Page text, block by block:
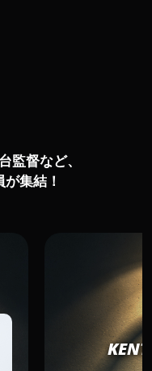
監督など、
集結！